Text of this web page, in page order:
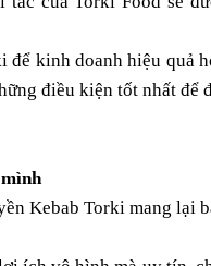
kinh doanh hiệu quả
điều kiện tốt nhất để
Kebab Torki mang lại